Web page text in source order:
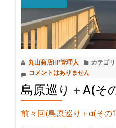
丸山商店HP管理人 カテゴ
コメントはありません
島原巡り＋Α(そ
前々回(島原巡り＋α(その